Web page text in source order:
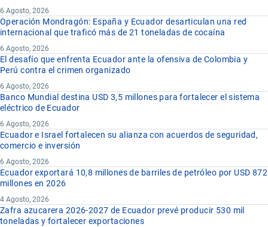
6 Agosto, 2026
Operación Mondragón: España y Ecuador desarticulan una red
internacional que traficó más de 21 toneladas de cocaína
6 Agosto, 2026
El desafío que enfrenta Ecuador ante la ofensiva de Colombia y
Perú contra el crimen organizado
6 Agosto, 2026
Banco Mundial destina USD 3,5 millones para fortalecer el sistema
eléctrico de Ecuador
6 Agosto, 2026
Ecuador e Israel fortalecen su alianza con acuerdos de seguridad,
comercio e inversión
6 Agosto, 2026
Ecuador exportará 10,8 millones de barriles de petróleo por USD 872
millones en 2026
4 Agosto, 2026
Zafra azucarera 2026-2027 de Ecuador prevé producir 530 mil
toneladas y fortalecer exportaciones